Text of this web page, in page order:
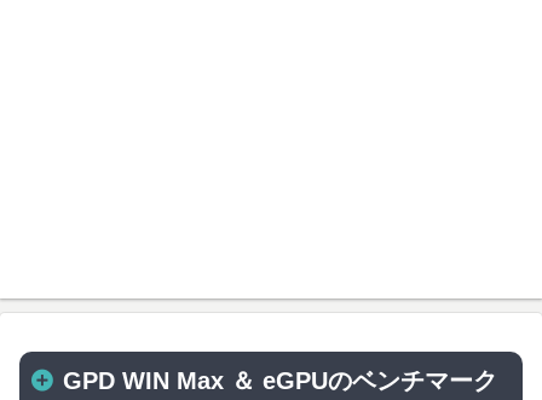
GPD WIN Max ＆ eGPUのベンチマーク